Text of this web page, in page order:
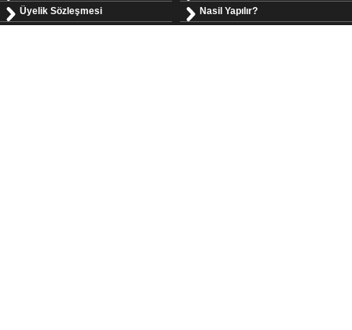
Üyelik Sözleşmesi
Nasil Yapılır?